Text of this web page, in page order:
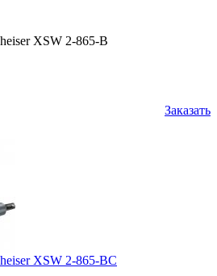
XSW 2-865-B
Заказать
XSW 2-865-BC